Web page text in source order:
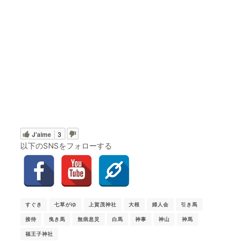
J'aime 3
以下のSNSをフォローする
すぐき 七草がゆ 上賀茂神社 大根 婦人会 引き馬
接待 曳き馬 無病息災 白馬 神事 神山 神馬
福王子神社